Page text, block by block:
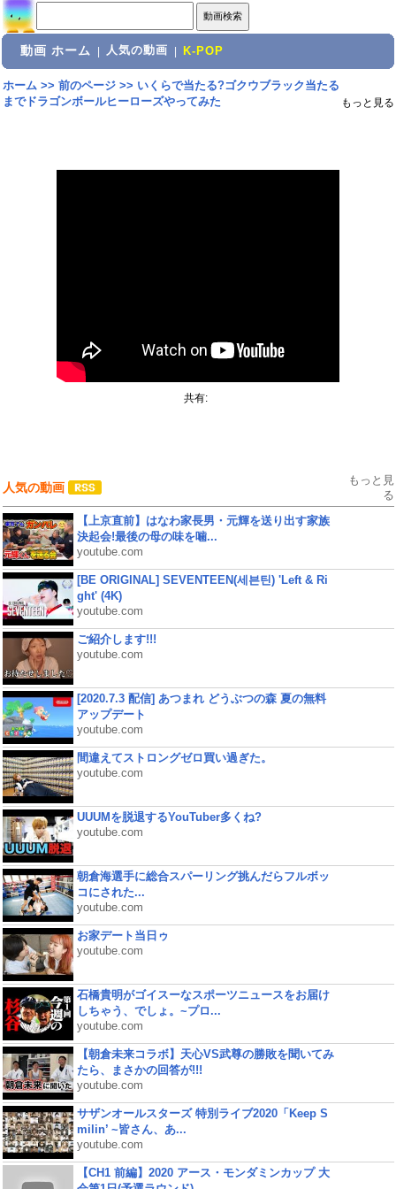
動画 ホーム 人気の動画 K-POP
ホーム>> 前のページ>> いくらで当たる?ゴクウブラック当たる
までドラゴンボールヒーローズやってみた
もっと見る
共有:
人気の動画
もっと見
る
【上京直前】はなわ家長男・元輝を送り出す家族
決起会!最後の母の味を噛...
youtube.com
[BE ORIGINAL] SEVENTEEN(세븐틴) 'Left & Ri
ght' (4K)
youtube.com
ご紹介します!!!
youtube.com
[2020.7.3 配信] あつまれ どうぶつの森 夏の無料
アップデート
youtube.com
間違えてストロングゼロ買い過ぎた。
youtube.com
UUUMを脱退するYouTuber多くね?
youtube.com
朝倉海選手に総合スパーリング挑んだらフルボッ
コにされた...
youtube.com
お家デート当日ゥ
youtube.com
石橋貴明がゴイスーなスポーツニュースをお届け
しちゃう、でしょ。~プロ...
youtube.com
【朝倉未来コラボ】天心VS武尊の勝敗を聞いてみ
たら、まさかの回答が!!!
youtube.com
サザンオールスターズ 特別ライブ2020「Keep S
milin’ ~皆さん、あ...
youtube.com
【CH1 前編】2020 アース・モンダミンカップ 大